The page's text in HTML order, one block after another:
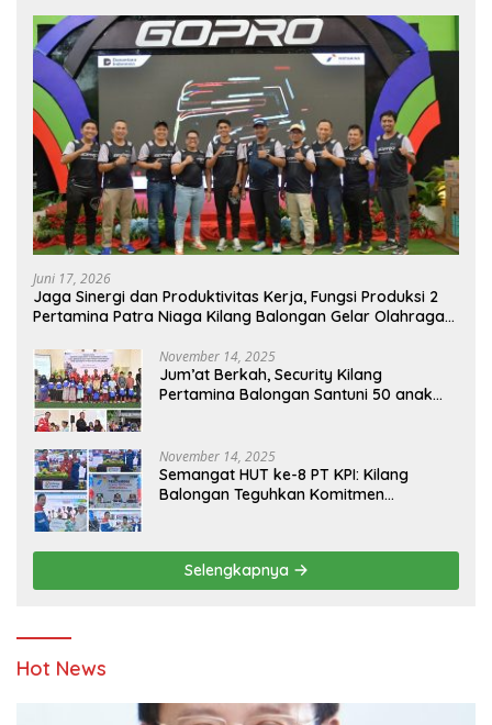
Juni 17, 2026
Jaga Sinergi dan Produktivitas Kerja, Fungsi Produksi 2
Pertamina Patra Niaga Kilang Balongan Gelar Olahraga
November 14, 2025
Jum’at Berkah, Security Kilang
Pertamina Balongan Santuni 50 anak
November 14, 2025
Semangat HUT ke-8 PT KPI: Kilang
Balongan Teguhkan Komitmen
Pendidikan
Selengkapnya
Hot News